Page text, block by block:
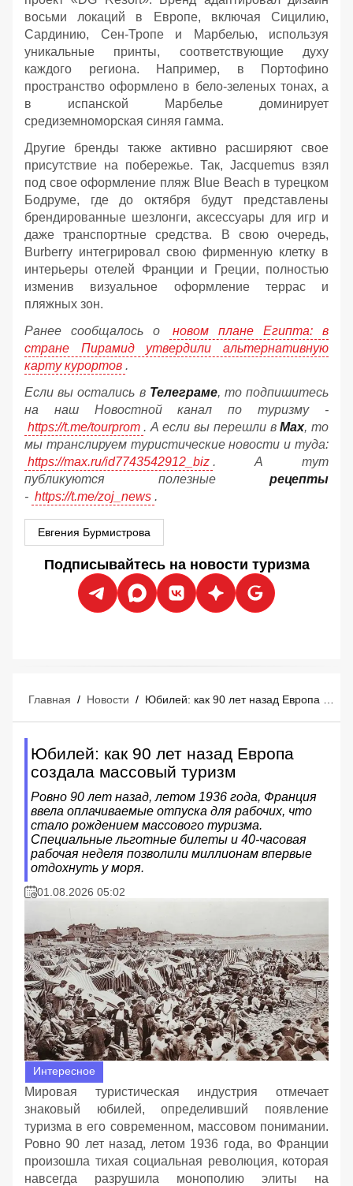
восьми локаций в Европе, включая Сицилию,
Сардинию, Сен-Тропе и Марбелью, используя
уникальные принты, соответствующие духу
каждого региона. Например, в Портофино
пространство оформлено в бело-зеленых тонах, а
в испанской Марбелье доминирует
средиземноморская синяя гамма.
Другие бренды также активно расширяют свое
присутствие на побережье. Так, Jacquemus взял
под свое оформление пляж Blue Beach в турецком
Бодруме, где до октября будут представлены
брендированные шезлонги, аксессуары для игр и
даже транспортные средства. В свою очередь,
Burberry интегрировал свою фирменную клетку в
интерьеры отелей Франции и Греции, полностью
изменив визуальное оформление террас и
пляжных зон.
Ранее сообщалось о
новом плане Египта: в
стране Пирамид утвердили альтернативную
карту курортов .
Если вы остались в Телеграме, то подпишитесь
на наш Новостной канал по туризму -
https://t.me/tourprom . А если вы перешли вМах, то
мы транслируем туристические новости и туда:
https://max.ru/id7743542912_biz . А тут
публикуются полезные рецепты
- https://t.me/zoj_news .
Евгения Бурмистрова
Подписывайтесь на новости туризма
Главная / Новости /
Юбилей: как 90 лет назад Европа
создала массовый туризм
Ровно 90 лет назад, летом 1936 года, Франция
ввела оплачиваемые отпуска для рабочих, что
стало рождением массового туризма.
Специальные льготные билеты и 40-часовая
рабочая неделя позволили миллионам впервые
отдохнуть у моря.
01.08.2026 05:02
Интересное
Мировая туристическая индустрия отмечает
знаковый юбилей, определивший появление
туризма в его современном, массовом понимании.
Ровно 90 лет назад, летом 1936 года, во Франции
произошла тихая социальная революция, которая
навсегда разрушила монополию элиты на